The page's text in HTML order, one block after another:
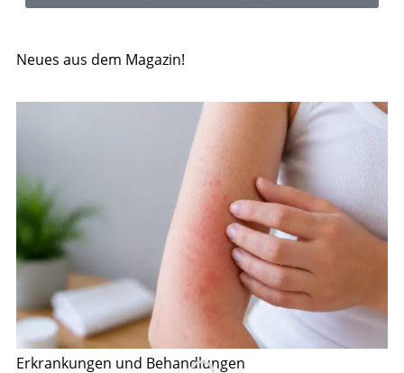
Neues aus dem Magazin!
Erkrankungen und Behandlungen